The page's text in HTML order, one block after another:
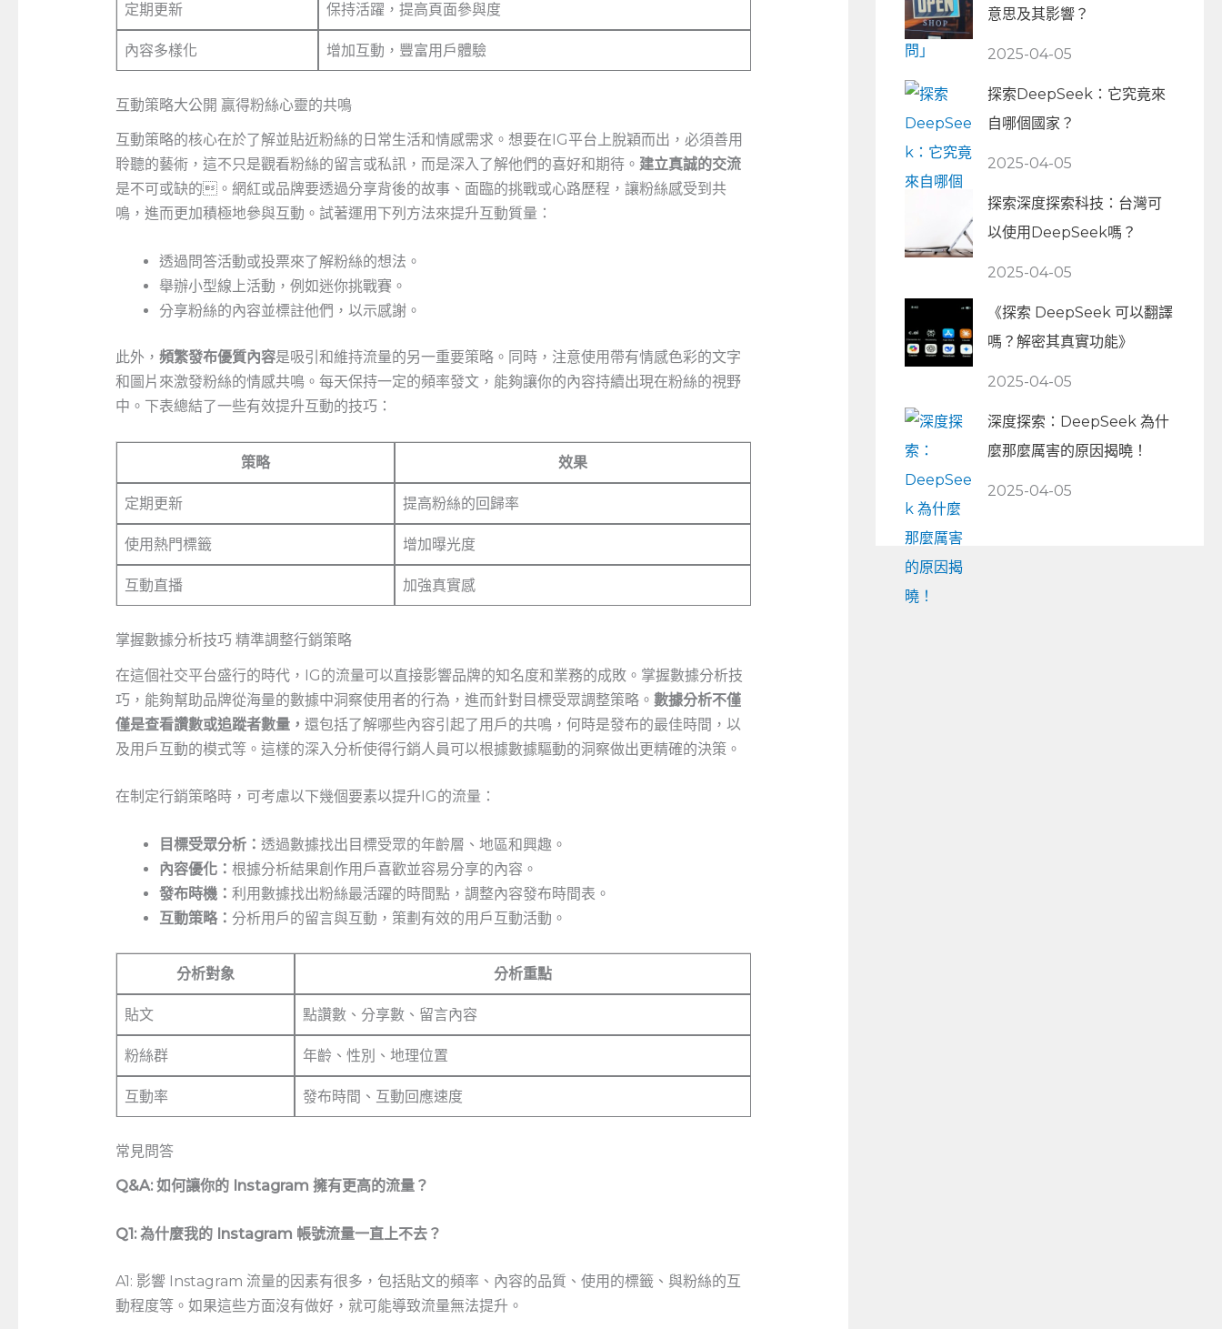
定期更新 保持活躍，提高頁面參與度
內容多樣化 增加互動，豐富用戶體驗
互動策略大公開‌ 贏得粉絲心靈的共鳴
互動策略的核心在於了解並貼近粉絲的日常生活和情感需求。想要在IG平台上脫穎而出，必須善用
聆聽的藝術，這不只是觀看粉絲的留言或私訊，而是深入了解他們的喜好和期待。 建立真誠的交流
是不可或缺的。網紅或品牌要透過分享背後的故事、面臨的挑戰或心路歷程，讓粉絲感受到共
鳴，進而更加積極地參與互動。試著運用下列方法來提升互動質量：
透過問答活動或投票來了解粉絲的想法。
舉辦小型線上活動，例如迷你挑戰賽。
分享粉絲的內容並標註他們，以示感謝。
此外， 頻繁發布優質內容是吸引和維持流量的另一重要策略。同時，注意使用帶有情感色彩的文字
和圖片來激發粉絲的情感共鳴。每天保持一定的頻率發文，能夠讓你的內容持續出現在粉絲的視野
中。下表總結了一些有效提升互動的技巧：
策略 效果
定期更新 提高粉絲的回歸率
使用熱門標籤 增加曝光度
互動直播 加強真實感
掌握數據分析技巧 精準調整行銷策略
在這個社交平台盛行的時代，IG的流量可以直接影響品牌的知名度和業務的成敗。掌握數據分析技
巧，能夠幫助品牌從海量的數據中洞察使用者的行為，進而針對目標受眾調整策略。 數據分析不僅
僅是查看讚數或追蹤者數量， 還包括了解哪些內容引起了用戶的共鳴，何時是發布的最佳時間，以
及用戶互動的模式等。這樣的深入分析使得行銷人員可以根據數據驅動的洞察做出更精確的決策。
在制定行銷策略時，可考慮以下幾個要素以提升IG的流量：
目標受眾分析： 透過數據找出目標受眾的年齡層、地區和興趣。
內容優化： 根據分析結果創作用戶喜歡並容易分享的內容。
發布時機： 利用數據找出粉絲最活躍的時間點，調整內容發布時間表。
互動策略： 分析用戶的留言與互動，策劃有效的用戶互動活動。
分析對象 分析重點
貼文 點讚數、分享數、留言內容
粉絲群 年齡、性別、地理位置
互動率 發布時間、互動回應速度
常見問答
Q&A: 如何讓你的⁢ Instagram 擁有更高的流量？
Q1:⁤ 為什麼我的 Instagram ​帳號流量一直上不去？
A1:​ 影響 Instagram 流量的因素有很多，包括貼文的頻率、內容的品質、使用的標籤、與粉絲的互
動程度等。如果這些方面沒有做好，就可能導致流量無法提升。
意思及其影響？
2025-04-05
探索DeepSeek：它究竟來
自哪個國家？
2025-04-05
探索深度探索科技：台灣可
以使用DeepSeek嗎？
2025-04-05
《探索 DeepSeek 可以翻譯
嗎？解密其真實功能》
2025-04-05
深度探索：DeepSeek 為什
麼那麼厲害的原因揭曉！
2025-04-05